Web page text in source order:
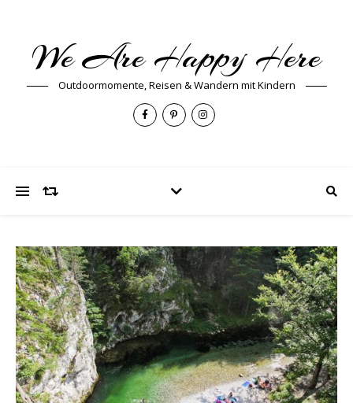
We Are Happy Here
Outdoormomente, Reisen & Wandern mit Kindern